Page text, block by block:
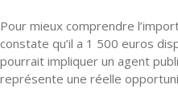
Pour mieux comprendre
constate qu’il a 1 500 euros
pourrait impliquer un agent
représente une réelle